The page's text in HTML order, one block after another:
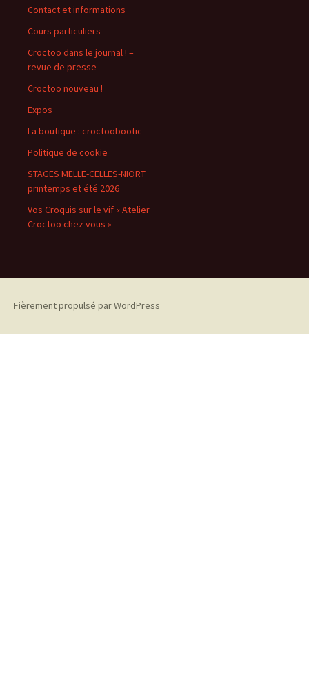
Contact et informations
Cours particuliers
Croctoo dans le journal ! –
revue de presse
Croctoo nouveau !
Expos
La boutique : croctoobootic
Politique de cookie
STAGES MELLE-CELLES-NIORT
printemps et été 2026
Vos Croquis sur le vif « Atelier
Croctoo chez vous »
Fièrement propulsé par WordPress